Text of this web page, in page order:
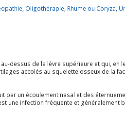
, Oligothérapie, Rhume ou Coryza,
segment supérieur des voies respiratoires et renferment l’organe de l’olfaction. Il concourt, en livrant passage à l’air, à
peau sur leurs faces externe et interne. Ils délimitent deux orifices, les narines, qui font
se manifestent par une rhinite (éternuements, toux, congestion et écoulement nasal de mucus), une pharyngite, une conjonctivite, des myalgies, de la